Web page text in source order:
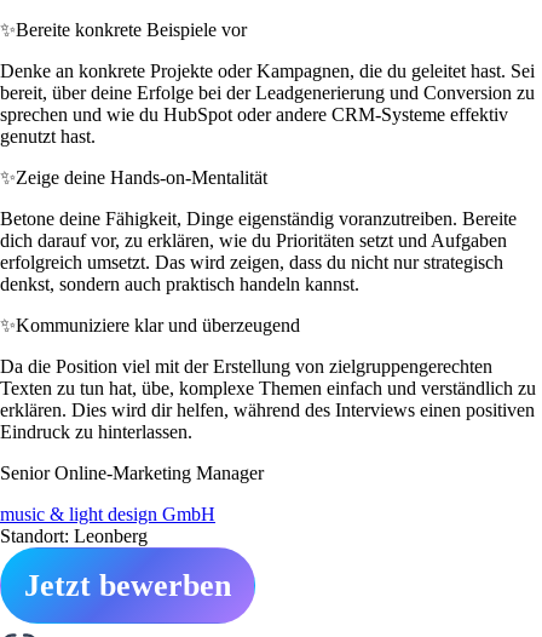
✨Bereite konkrete Beispiele vor
Denke an konkrete Projekte oder Kampagnen, die du geleitet hast. Sei
bereit, über deine Erfolge bei der Leadgenerierung und Conversion zu
sprechen und wie du HubSpot oder andere CRM-Systeme effektiv
genutzt hast.
✨Zeige deine Hands-on-Mentalität
Betone deine Fähigkeit, Dinge eigenständig voranzutreiben. Bereite
dich darauf vor, zu erklären, wie du Prioritäten setzt und Aufgaben
erfolgreich umsetzt. Das wird zeigen, dass du nicht nur strategisch
denkst, sondern auch praktisch handeln kannst.
✨Kommuniziere klar und überzeugend
Da die Position viel mit der Erstellung von zielgruppengerechten
Texten zu tun hat, übe, komplexe Themen einfach und verständlich zu
erklären. Dies wird dir helfen, während des Interviews einen positiven
Eindruck zu hinterlassen.
Senior Online-Marketing Manager
music & light design GmbH
Standort: Leonberg
Jetzt bewerben